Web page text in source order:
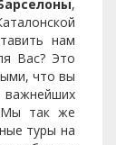
,
нам
Вас? Это
что вы
Мы так же
туры на